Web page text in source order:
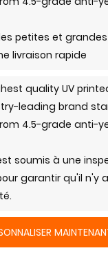
petites et
livraison rapide
soumis à une
garantir qu'il n'y